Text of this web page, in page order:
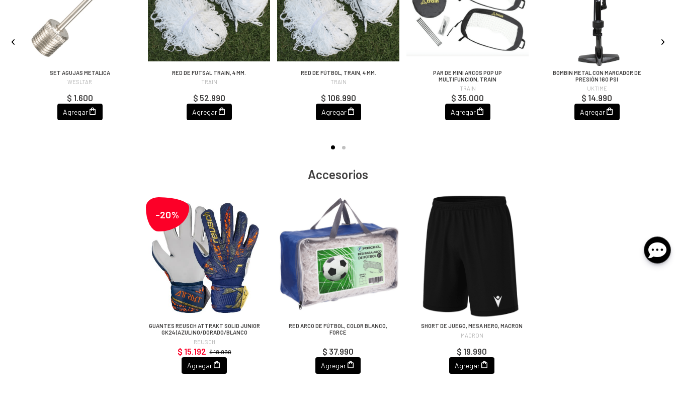
SET AGUJAS METALICA
WESLTAR
$ 1.600
Agregar
RED DE FUTSAL TRAIN, 4 MM.
TRAIN
$ 52.990
Agregar
RED DE FÚTBOL, TRAIN, 4 MM.
TRAIN
$ 106.990
Agregar
PAR DE MINI ARCOS POP UP
MULTIFUNCION, TRAIN
TRAIN
$ 35.000
Agregar
BOMBIN METAL CON MARCADOR DE
PRESIÓN 160 PSI
UKTIME
$ 14.990
Agregar
Accesorios
-20%
GUANTES REUSCH ATTRAKT SOLID JUNIOR
GK24 (AZULINO/DORADO/BLANCO
REUSCH
$ 18.990
$ 15.192
Agregar
RED ARCO DE FÚTBOL, COLOR BLANCO,
FORCE
$ 37.990
Agregar
SHORT DE JUEGO, MESA HERO, MACRON
MACRON
$ 19.990
Agregar